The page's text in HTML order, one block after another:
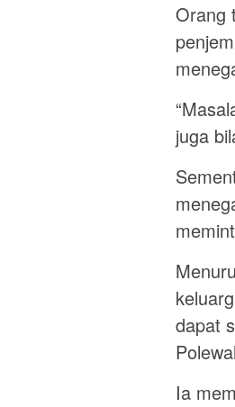
Orang
juga
dapat
Ia